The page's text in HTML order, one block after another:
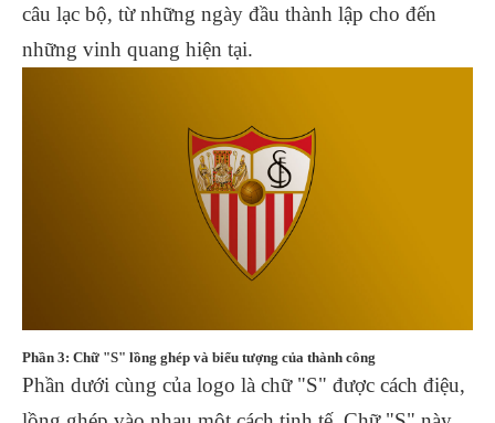
câu lạc bộ, từ những ngày đầu thành lập cho đến
những vinh quang hiện tại.
Phần 3: Chữ "S" lồng ghép và biểu tượng của thành công
Phần dưới cùng của logo là chữ "S" được cách điệu,